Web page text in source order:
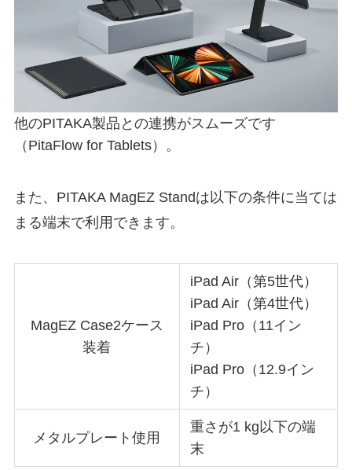
他のPITAKA製品との連携がスムーズです
（PitaFlow for Tablets）。
また、PITAKA MagEZ Standは以下の条件に当ては
まる端末で利用できます。
MagEZ Case2ケース
装着
iPad Air（第5世代）
iPad Air（第4世代）
iPad Pro（11イン
チ）
iPad Pro（12.9イン
チ）
メタルプレート使用
重さが1 kg以下の端
末